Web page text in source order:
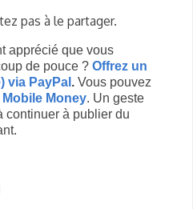
pas à le partager.
apprécié que vous
de pouce ? Offrez un
via PayPal . Vous pouvez
Mobile Money. Un geste
continuer à publier du